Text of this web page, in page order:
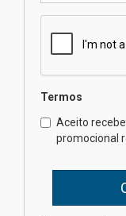
Termos
Aceito
promocional